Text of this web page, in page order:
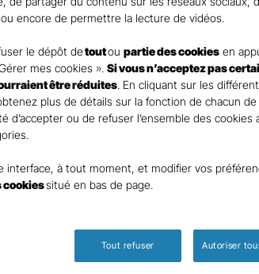
Parole
d’expert !
Profitez d’un contrat
encore de permettre la lecture de vidéos.
le dépôt detoutou partie des cookies en
mes cookies ». Si vous n’acceptez pas
être réduites. En cliquant sur les
plus de détails sur la fonction de chacun
d’accepter ou de refuser l’ensemble des cookies
interface, à tout moment, et modifier vos
cookiessitué en bas de page.
Tout refuser Autoriser